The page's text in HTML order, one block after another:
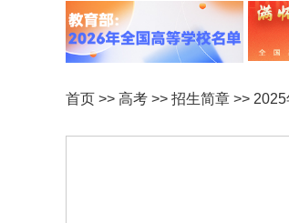
首页 >> 高考 >> 招生简章 >> 2025